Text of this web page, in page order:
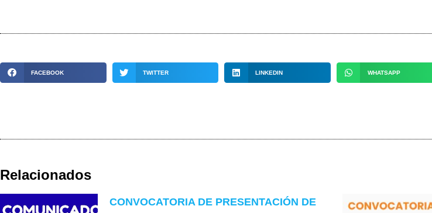
FACEBOOK TWITTER LINKEDIN WHATSAPP
Relacionados
CONVOCATORIA DE PRESENTACIÓN DE